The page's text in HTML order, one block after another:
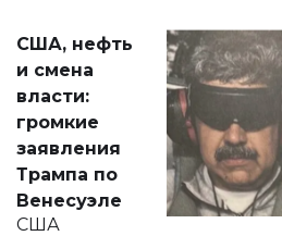
актуальных тем —
от слухов о
политических
реформах до
вопросов армии,
экономики и
личного здоровья.
США, нефть
и смена
власти:
громкие
заявления
Трампа по
Венесуэле
США